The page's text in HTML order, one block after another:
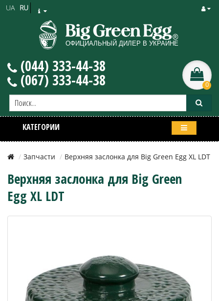
RU
UA
(044) 333-44-38
(067) 333-44-38 0
КАТЕГОРИИ
Запчасти Верхняя заслонка для Big Green Egg XL LDT
Верхняя заслонка для Big Green
Egg XL LDT